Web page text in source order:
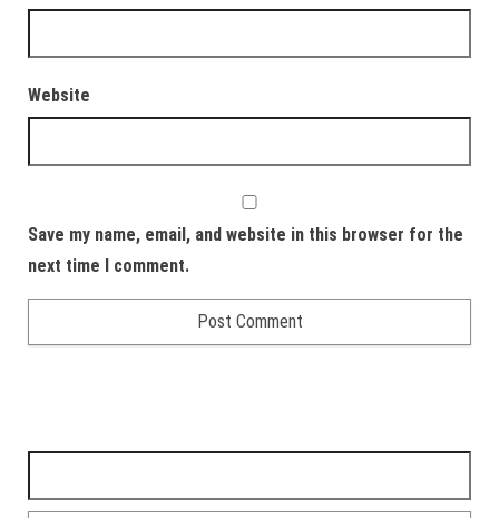
Website
Save my name, email, and website in this browser for the
next time I comment.